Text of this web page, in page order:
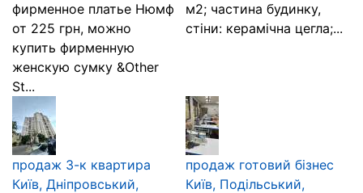
фирменное платье Нюмф
от 225 грн, можно
купить фирменную
женскую сумку &Other
St...
м2; частина будинку,
стіни: керамічна цегла;...
продаж 3-к квартира
Київ, Дніпровський,
продаж готовий бізнес
Київ, Подільський,